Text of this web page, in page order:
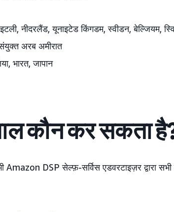
नीदरलैंड, यूनाइटेड किंगडम, स्वीडन, बेल्जियम,
अरब अमीरात
भारत, जापान
कौन कर सकता
DSP सेल्फ़-सर्विस एडवरटाइज़र द्वारा सभी